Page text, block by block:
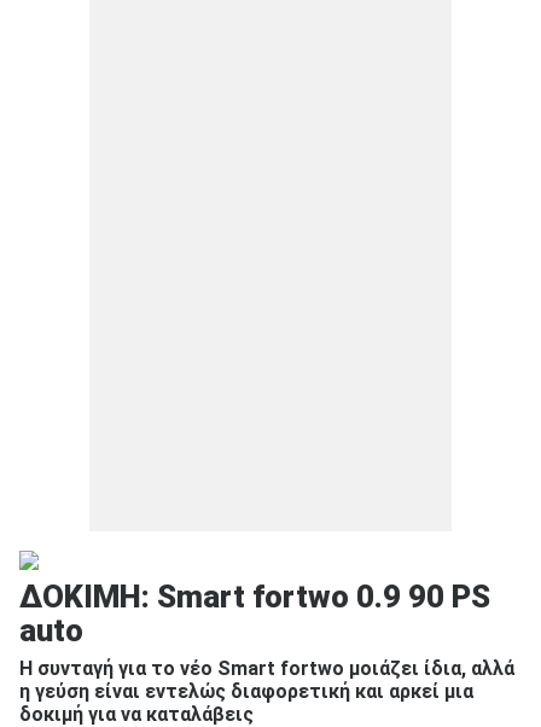
ΔΟΚΙΜΗ: Smart fortwo 0.9 90 PS
auto
Η συνταγή για το νέο Smart fortwo μοιάζει ίδια, αλλά
η γεύση είναι εντελώς διαφορετική και αρκεί μια
δοκιμή για να καταλάβεις